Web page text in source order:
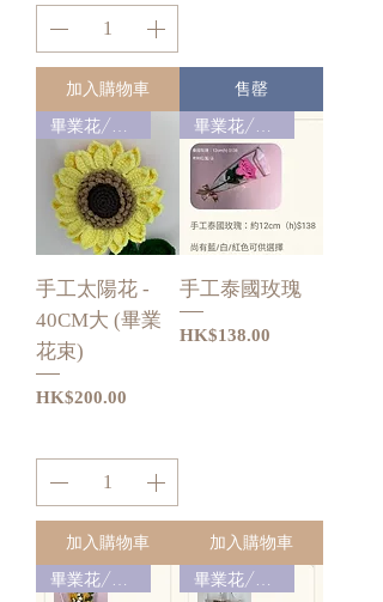
加入購物車 售罄
手工太陽花 -
40CM大 (畢業
花束)
價格
HK$200.00
加入購物車
手工泰國玫瑰
價格
HK$138.00
加入購物車
畢業花/禮物 畢業花/禮物